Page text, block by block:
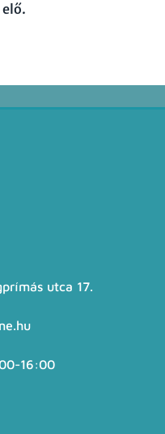
utca 17.
16:00